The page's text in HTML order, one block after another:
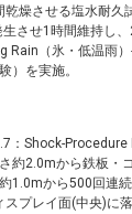
燥させる塩水耐久
させ1時間維持し
Rain（氷・低温雨
）を実施。
：Shock-
約2.0mから鉄板・
1.0mから500回連
プレイ面(中央)に